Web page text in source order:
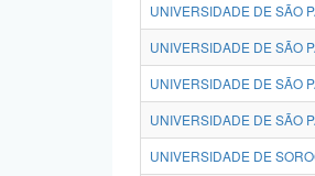
UNIVERSIDADE DE SÃO
UNIVERSIDADE DE SÃO
UNIVERSIDADE DE SÃO
UNIVERSIDADE DE SÃO
UNIVERSIDADE DE